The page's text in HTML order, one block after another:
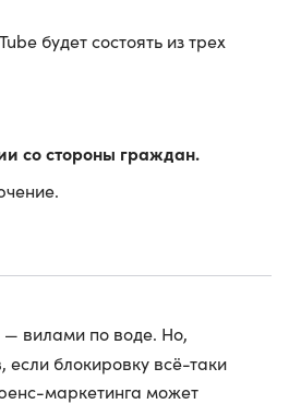
будет состоять из трех
со стороны граждан.
вилами по воде. Но,
если блокировку всё-таки
маркетинга может